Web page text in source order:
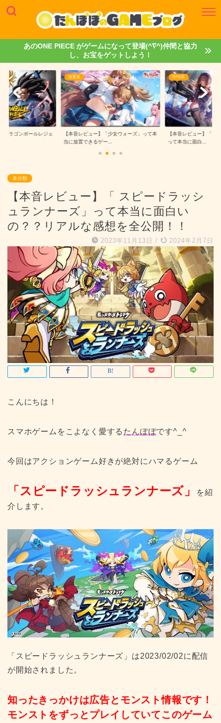
あのONE PIECE がゲームになって登場(^∇^)仲間と協力
し、お宝をゲットしよう！
少女ウォーズ」って本
RPG系
【本音レビュー】「勝利の女神：NIKKE」
って本当に面白...
ゲームレビュー
【本音レビュー】「
ークルーズ...
未分類
【本音レビュー】「 スピードラッシ
ュランナーズ」って本当に面白い
の？？リアルな感想を全公開！！
2023年11月13日 / 2024年2月7日
こんにちは！
スマホゲームをこよなく愛する たんぽぽです^_^
今回はアクションゲーム好きが絶対にハマるゲーム
「スピードラッシュランナーズ 」
を紹
介します。
「 スピードラッシュランナーズ 」は2023/02/02に配信
が開始されました。
知ったきっかけは広告とモンスト情報です！
モンストをずっとプレイしていてこのゲーム